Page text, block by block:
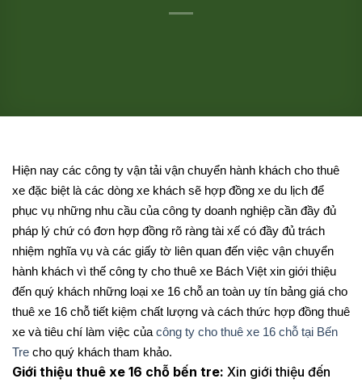
Hiện nay các công ty vận tải vận chuyển hành khách cho thuê
xe đặc biệt là các dòng xe khách sẽ hợp đồng xe du lịch để
phục vụ những nhu cầu của công ty doanh nghiệp cần đầy đủ
pháp lý chứ có đơn hợp đồng rõ ràng tài xế có đầy đủ trách
nhiệm nghĩa vụ và các giấy tờ liên quan đến việc vận chuyển
hành khách vì thế công ty cho thuê xe Bách Việt xin giới thiệu
đến quý khách những loại xe 16 chỗ an toàn uy tín bảng giá cho
thuê xe 16 chỗ tiết kiệm chất lượng và cách thức hợp đồng thuê
xe và tiêu chí làm việc của công ty cho thuê xe 16 chỗ tại Bến
Tre cho quý khách tham khảo.
Giới thiệu thuê xe 16 chỗ bến tre: Xin giới thiệu đến